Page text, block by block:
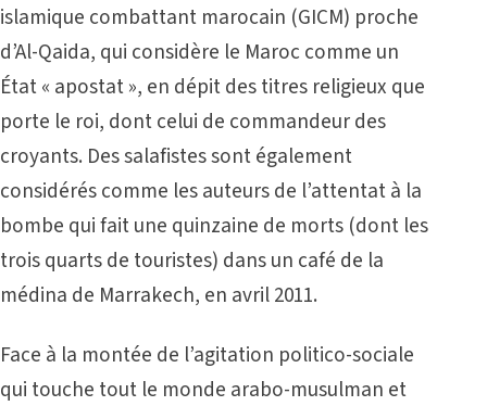
islamique combattant marocain (GICM) proche
d’Al-Qaida, qui considère le Maroc comme un
État « apostat », en dépit des titres religieux que
porte le roi, dont celui de commandeur des
croyants. Des salafistes sont également
considérés comme les auteurs de l’attentat à la
bombe qui fait une quinzaine de morts (dont les
trois quarts de touristes) dans un café de la
médina de Marrakech, en avril 2011.
Face à la montée de l’agitation politico-sociale
qui touche tout le monde arabo-musulman et